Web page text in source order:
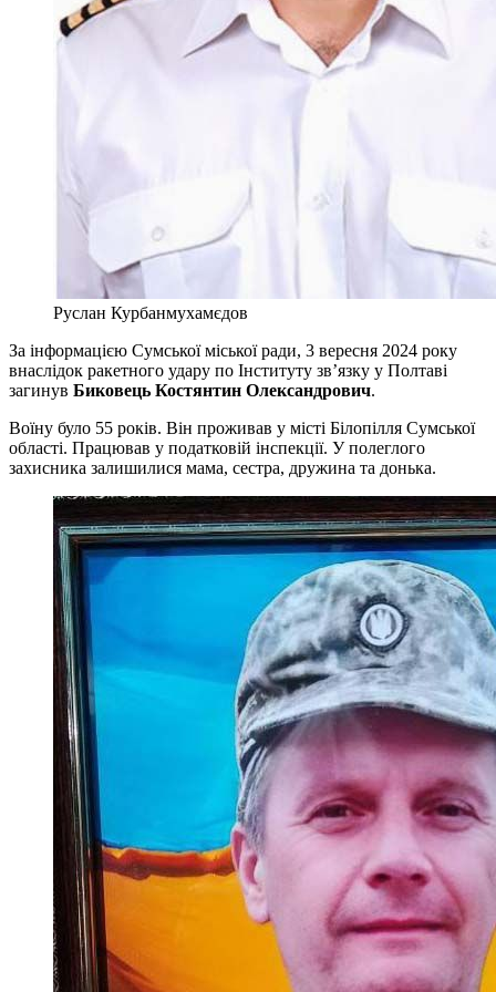
Руслан Курбанмухамєдов
За інформацією Сумської міської ради, 3 вересня 2024 року
внаслідок ракетного удару по Інституту зв’язку у Полтаві
загинув Биковець Костянтин Олександрович.
Воїну було 55 років. Він проживав у місті Білопілля Сумської
області. Працював у податковій інспекції. У полеглого
захисника залишилися мама, сестра, дружина та донька.